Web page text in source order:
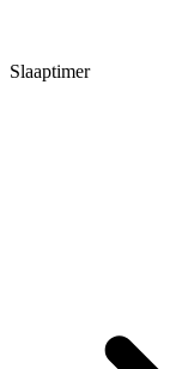
Slaaptimer